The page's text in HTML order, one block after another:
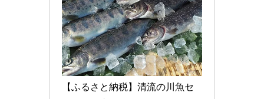
【ふるさと納税】清流の川魚セ